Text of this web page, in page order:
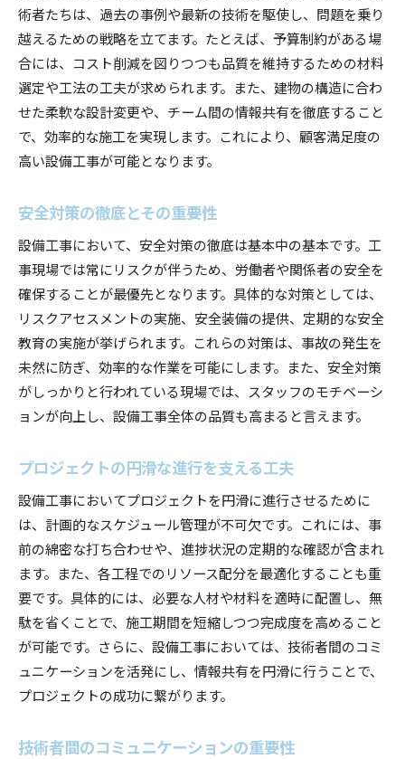
術者たちは、過去の事例や最新の技術を駆使し、問題を乗り
越えるための戦略を立てます。たとえば、予算制約がある場
合には、コスト削減を図りつつも品質を維持するための材料
選定や工法の工夫が求められます。また、建物の構造に合わ
せた柔軟な設計変更や、チーム間の情報共有を徹底すること
で、効率的な施工を実現します。これにより、顧客満足度の
高い設備工事が可能となります。
安全対策の徹底とその重要性
設備工事において、安全対策の徹底は基本中の基本です。工
事現場では常にリスクが伴うため、労働者や関係者の安全を
確保することが最優先となります。具体的な対策としては、
リスクアセスメントの実施、安全装備の提供、定期的な安全
教育の実施が挙げられます。これらの対策は、事故の発生を
未然に防ぎ、効率的な作業を可能にします。また、安全対策
がしっかりと行われている現場では、スタッフのモチベーシ
ョンが向上し、設備工事全体の品質も高まると言えます。
プロジェクトの円滑な進行を支える工夫
設備工事においてプロジェクトを円滑に進行させるために
は、計画的なスケジュール管理が不可欠です。これには、事
前の綿密な打ち合わせや、進捗状況の定期的な確認が含まれ
ます。また、各工程でのリソース配分を最適化することも重
要です。具体的には、必要な人材や材料を適時に配置し、無
駄を省くことで、施工期間を短縮しつつ完成度を高めること
が可能です。さらに、設備工事においては、技術者間のコミ
ュニケーションを活発にし、情報共有を円滑に行うことで、
プロジェクトの成功に繋がります。
技術者間のコミュニケーションの重要性